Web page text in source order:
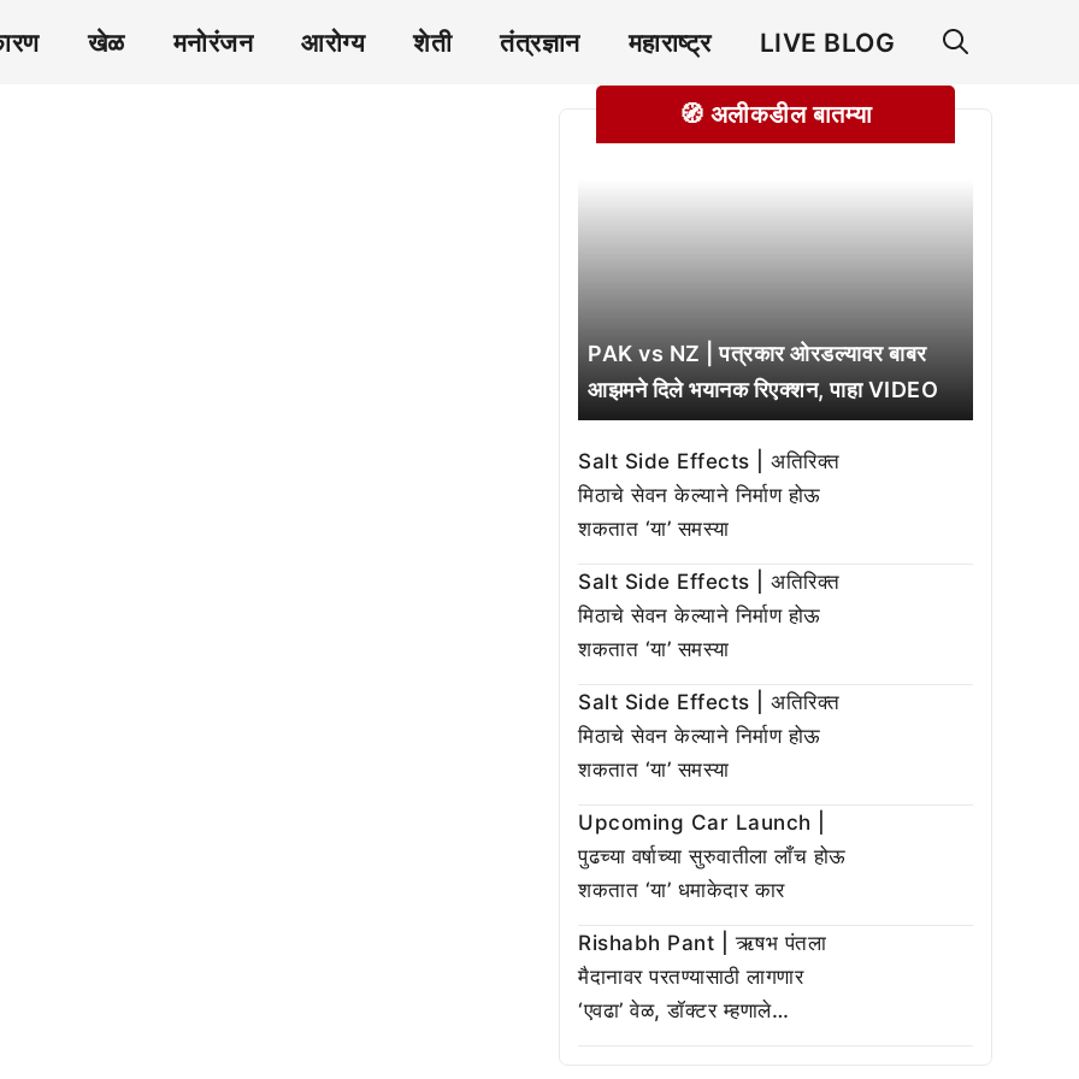
खेळ मनोरंजन आरोग्य शेती तंत्रज्ञान महाराष्ट्र LIVE BLOG
🧭 अलीकडील बातम्या
PAK vs NZ | पत्रकार ओरडल्यावर बाबर
आझमने दिले भयानक रिएक्शन, पाहा VIDEO
Salt Side Effects | अतिरिक्त
मिठाचे सेवन केल्याने निर्माण होऊ
शकतात ‘या’ समस्या
Salt Side Effects | अतिरिक्त
मिठाचे सेवन केल्याने निर्माण होऊ
शकतात ‘या’ समस्या
Salt Side Effects | अतिरिक्त
मिठाचे सेवन केल्याने निर्माण होऊ
शकतात ‘या’ समस्या
Upcoming Car Launch |
पुढच्या वर्षाच्या सुरुवातीला लाँच होऊ
शकतात ‘या’ धमाकेदार कार
Rishabh Pant | ऋषभ पंतला
मैदानावर परतण्यासाठी लागणार
‘एवढा’ वेळ, डॉक्टर म्हणाले…